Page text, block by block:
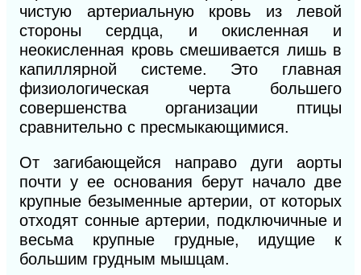
чистую артериальную кровь из левой
стороны сердца, и окисленная и
неокисленная кровь смешивается лишь в
капиллярной системе. Это главная
физиологическая черта большего
совершенства организации птицы
сравнительно с пресмыкающимися.
От загибающейся направо дуги аорты
почти у ее основания берут начало две
крупные безыменные артерии, от которых
отходят сонные артерии, подключичные и
весьма крупные грудные, идущие к
большим грудным мышцам.